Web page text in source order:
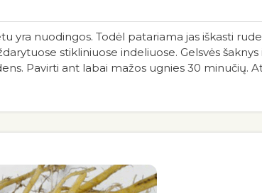
yra nuodingos. Todėl patariama jas iškasti
stikliniuose indeliuose. Gelsvės
Pavirti ant labai mažos ugnies 30 minučių.